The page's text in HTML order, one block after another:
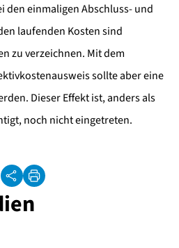
den einmaligen Abschluss- und
laufenden Kosten sind
zu verzeichnen. Mit dem
sollte aber eine
Dieser Effekt ist, anders als
noch nicht eingetreten.